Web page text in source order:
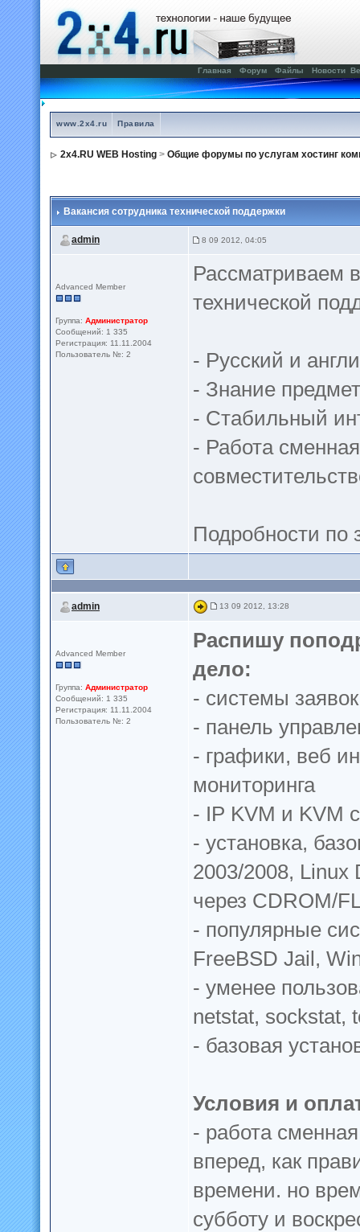
Главная Форум Файлы Новости
www.2x4.ru Правила
2x4.RU WEB Hosting > Общие форумы по услугам хостинг
Вакансия сотрудника технической поддержки
admin 8 09 2012, 04:05
Advanced Member
Группа: Администратор
Сообщений: 1 335
Регистрация: 11.11.2004
Пользователь №: 2
Рассматриваем
технической
- Русский и
- Знание
- Стабильный
- Работа
Подробности по
admin 13 09 2012, 13:28
Advanced Member
Группа: Администратор
Сообщений: 1 335
Регистрация: 11.11.2004
Пользователь №: 2
Распишу
дело:
- системы
- панель
- графики, веб
мониторинга
- IP KVM и KVM
- установка,
2003/2008, Linux
через CDROM/
- популярные
FreeBSD Jail,
- уменее
netstat, sockstat,
- базовая
Условия и
- работа
вперед, как
времени. но
субботу и